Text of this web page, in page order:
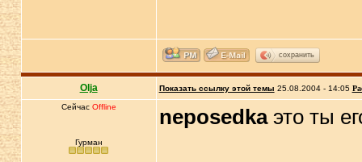
сохранить
Olja Показать ссылку этой темы 25.08.2004 - 14:05
Сейчас Offline
Гурман
neposedkaэто ты